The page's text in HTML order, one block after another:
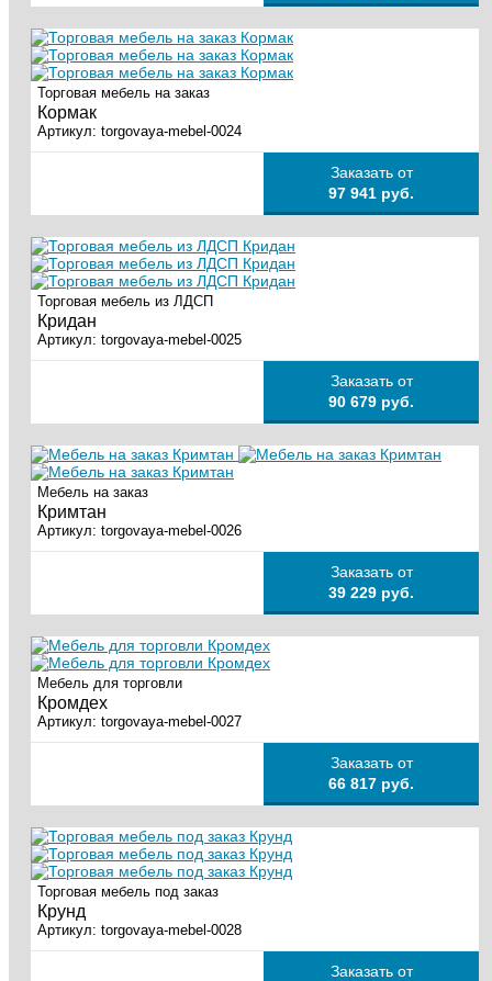
Торговая мебель на заказ
Кормак
Артикул: torgovaya-mebel-0024
Заказать от
97 941 руб.
Торговая мебель из ЛДСП
Кридан
Артикул: torgovaya-mebel-0025
Заказать от
90 679 руб.
Мебель на заказ
Кримтан
Артикул: torgovaya-mebel-0026
Заказать от
39 229 руб.
Мебель для торговли
Кромдех
Артикул: torgovaya-mebel-0027
Заказать от
66 817 руб.
Торговая мебель под заказ
Крунд
Артикул: torgovaya-mebel-0028
Заказать от